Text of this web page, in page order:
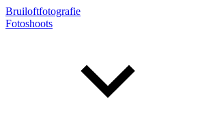
Bruiloftfotografie
Fotoshoots